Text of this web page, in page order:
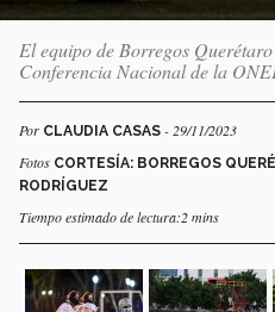
El equipo de Borregos
Conferencia Nacional de la
Por CLAUDIA CASAS - 29/11/2023
Fotos CORTESÍA: BORREGOS
RODRÍGUEZ
Tiempo estimado de lectura:2 mins